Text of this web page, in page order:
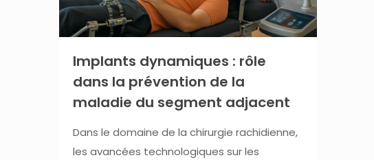
Implants dynamiques : rôle
dans la prévention de la
maladie du segment adjacent
Dans le domaine de la chirurgie rachidienne,
les avancées technologiques sur les